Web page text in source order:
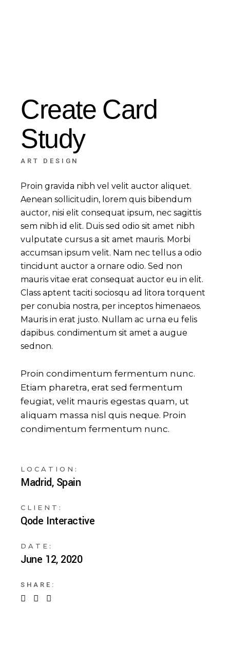
Create Card
Study
ART DESIGN
Proin gravida nibh vel velit auctor aliquet.
Aenean sollicitudin, lorem quis bibendum
auctor, nisi elit consequat ipsum, nec sagittis
sem nibh id elit. Duis sed odio sit amet nibh
vulputate cursus a sit amet mauris. Morbi
accumsan ipsum velit. Nam nec tellus a odio
tincidunt auctor a ornare odio. Sed non
mauris vitae erat consequat auctor eu in elit.
Class aptent taciti sociosqu ad litora torquent
per conubia nostra, per inceptos himenaeos.
Mauris in erat justo. Nullam ac urna eu felis
dapibus. condimentum sit amet a augue
sednon.
Proin condimentum fermentum nunc.
Etiam pharetra, erat sed fermentum
feugiat, velit mauris egestas quam, ut
aliquam massa nisl quis neque. Proin
condimentum fermentum nunc.
LOCATION:
Madrid, Spain
CLIENT:
Qode Interactive
DATE:
June 12, 2020
SHARE: